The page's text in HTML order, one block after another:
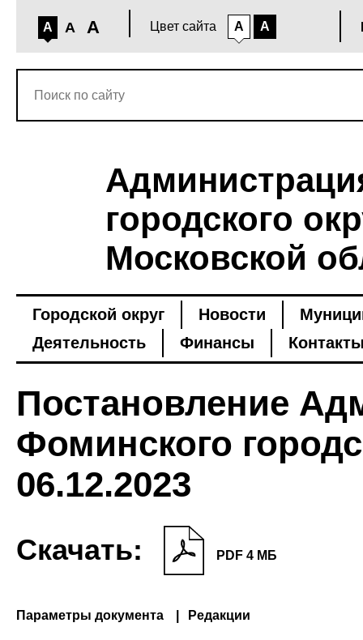
A A A Цвет сайта A A
городского
Московской
Городской округ Новости
Деятельность
Финансы
Постановление
Фоминского
06.12.2023
Скачать: PDF 4 МБ
Параметры документа Редакции